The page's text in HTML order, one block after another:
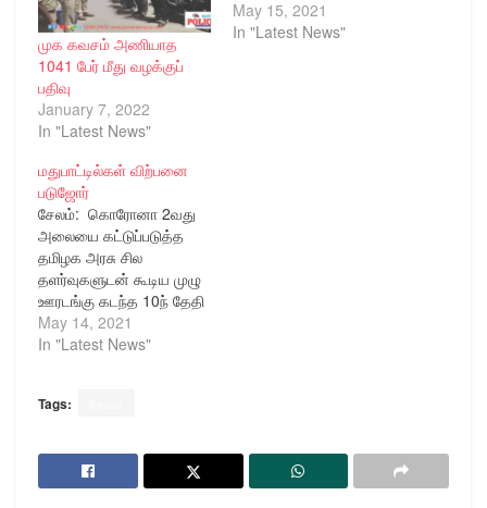
முக கவசம் அணியாத
1041 பேர் மீது வழக்குப்
பதிவு
January 7, 2022
In "Latest News"
May 15, 2021
In "Latest News"
மதுபாட்டில்கள் விற்பனை
படுஜோர்
சேலம்: கொரோனா 2வது
அலையை கட்டுப்படுத்த
தமிழக அரசு சில
தளர்வுகளுடன் கூடிய முழு
ஊரடங்கு கடந்த 10ந் தேதி
முதல் நடைமுறைக்கு
கொண்டு வந்துள்ளதை
24ம் தேதி வரை
அரசு அறிவித்துள்ளது,
இன்னிலையில் சேலம்
மாவட்டம் ஆத்தூர்,
May 14, 2021
In "Latest News"
Tags: